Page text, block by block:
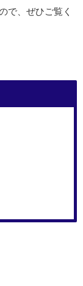
で、ぜひご覧く